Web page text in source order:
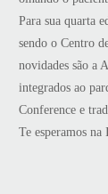
Para sua quarta
sendo o Centro
novidades são a
integrados ao
Conference e
Te esperamos